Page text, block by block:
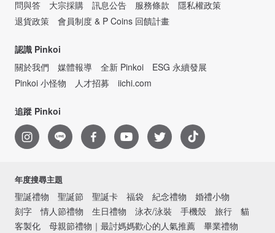
問與答
大宗採購 訊息公告 服務條款
隱私權政策
退貨政策
會員制度 & P Coins 回饋計畫
認識 Pinkoi
關於我們
媒體報導 全新 Pinkoi
ESG 永續發展
Pinkoi 小怪物
人才招募 iichi.com
追蹤 Pinkoi
年度搜尋主題
聖誕禮物 聖誕節 聖誕卡 福袋 紀念禮物
婚禮小物
刻字
情人節禮物 生日禮物 泳衣/泳裝 手機殼 旅行
貓
客製化
母親節禮物｜最討媽媽歡心的人氣推薦
畢業禮物